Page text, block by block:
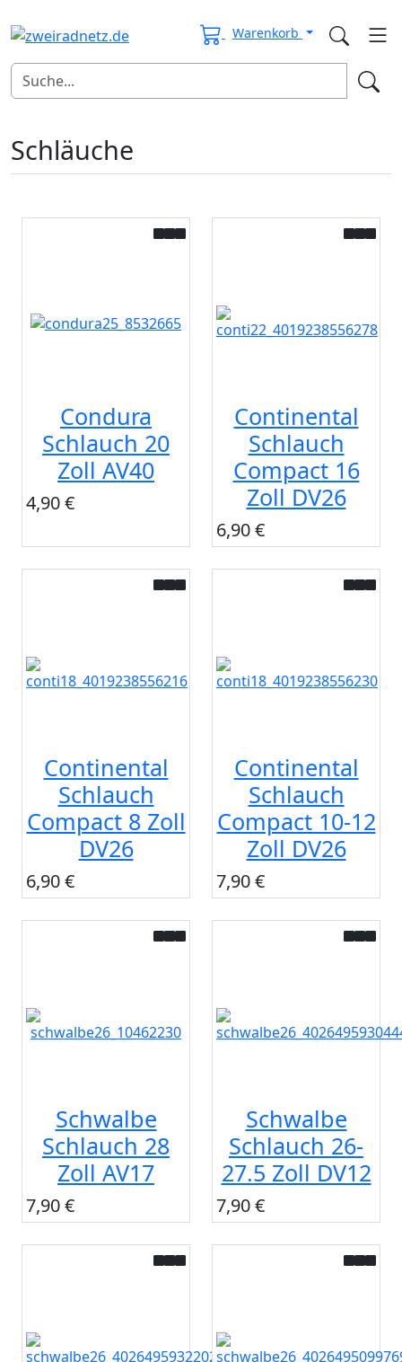
Warenkorb
Schläuche
Condura
Schlauch 20
Zoll AV40
4,90 €
Continental
Schlauch
Compact 16
Zoll DV26
6,90 €
Continental
Schlauch
Compact 8 Zoll
DV26
6,90 €
Continental
Schlauch
Compact 10-12
Zoll DV26
7,90 €
Schwalbe
Schlauch 28
Zoll AV17
7,90 €
Schwalbe
Schlauch 26-
27.5 Zoll DV12
7,90 €